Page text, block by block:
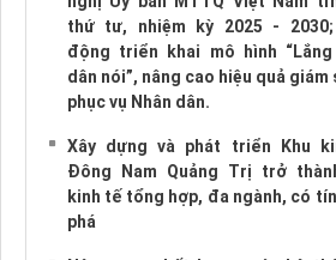
thứ tư, nhiệm kỳ 2025 - 2030;
động triển khai mô hình “Lắng
dân nói”, nâng cao hiệu quả giám
phục vụ Nhân dân.
Xây dựng và phát triển Khu
Đông Nam Quảng Trị trở
kinh tế tổng hợp, đa ngành, có
phá